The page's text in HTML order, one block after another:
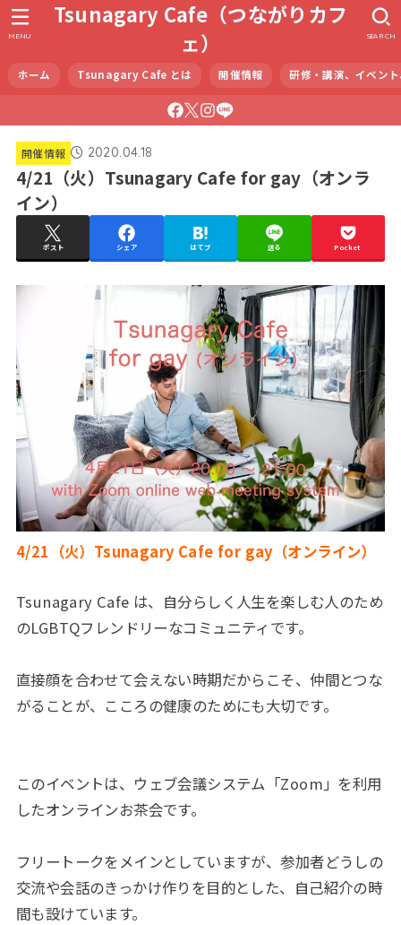
Tsunagary Cafe（つながりカフ
ェ）
ホーム Tsunagary Cafe とは 開催情報 研修・講演、イベン
SEARCH
MENU
開催情報 2020.04.18
4/21（火）Tsunagary Cafe for gay（オンラ
イン）
ポスト シェア はてブ 送る Pocket
4/21（火）Tsunagary Cafe for gay（オンライン）
Tsunagary Cafe は、自分らしく人生を楽しむ人のため
のLGBTQフレンドリーなコミュニティです。
直接顔を合わせて会えない時期だからこそ、仲間とつな
がることが、こころの健康のためにも大切です。
このイベントは、ウェブ会議システム「Zoom」を利用
したオンラインお茶会です。
フリートークをメインとしていますが、参加者どうしの
交流や会話のきっかけ作りを目的とした、自己紹介の時
間も設けています。